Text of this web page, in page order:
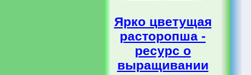
Ярко цветущая
расторопша -
ресурс о
выращивании